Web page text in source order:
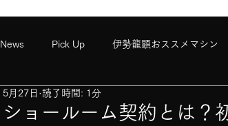
News Pick Up 伊勢龍顕おススメマシン
ショールーム契約とは？
5月27日 読了時間: 1分